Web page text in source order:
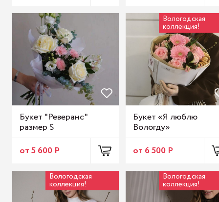
Букет "Реверанс"
размер S
от 5 600 Р
Вологодская
коллекция!
Букет «Я люблю
Вологду»
от 6 500 Р
Вологодская
коллекция!
Вологодская
коллекция!